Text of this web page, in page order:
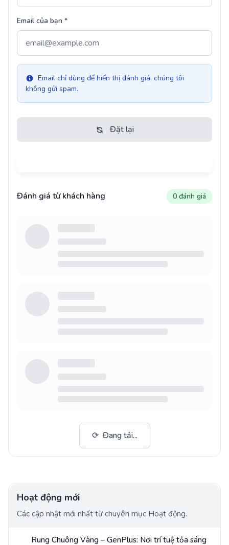
Email của bạn *
Email chỉ dùng để hiển thị đánh giá, chúng tôi
không gửi spam.
Đặt lại
Đánh giá từ khách hàng 0 đánh giá
⟳ Đang tải...
Hoạt động mới
Các cập nhật mới nhất từ chuyên mục Hoạt động.
Rung Chuông Vàng – GenPlus: Nơi trí tuệ tỏa sáng